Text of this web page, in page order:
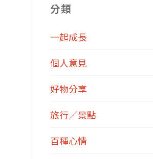
分類
一起成長
個人意見
好物分享
旅行／景點
百種心情